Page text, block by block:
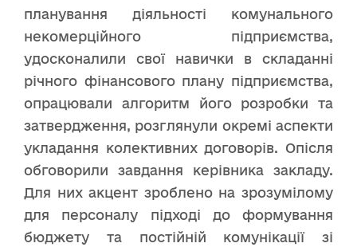
планування діяльності комунального
некомерційного підприємства,
удосконалили свої навички в складанні
річного фінансового плану підприємства,
опрацювали алгоритм його розробки та
затвердження, розглянули окремі аспекти
укладання колективних договорів. Опісля
обговорили завдання керівника закладу.
Для них акцент зроблено на зрозумілому
для персоналу підході до формування
бюджету та постійній комунікації зі